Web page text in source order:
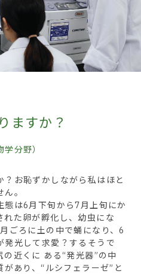
ますか？
分野）
お恥ずかしながら私はほと
。
は6月下旬から7月上旬にか
れた卵が孵化し、幼虫にな
ごろに土の中で蛹になり、6
発光して求愛？するそうで
近くに ある“発光器”の中
あり、“ルシフェラーゼ”と